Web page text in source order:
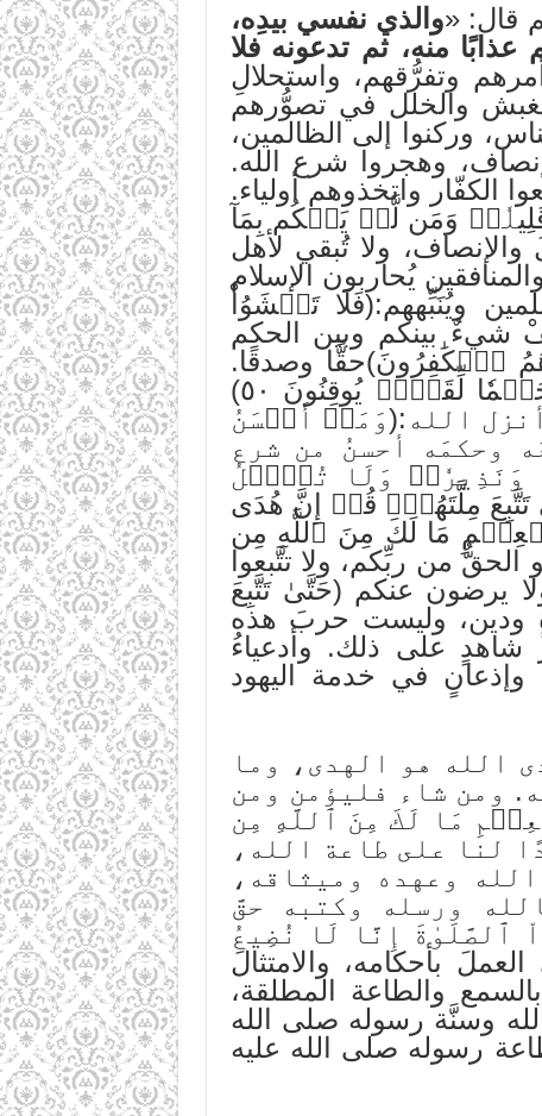
قال: «والذي نفسي بيدِه،
منه، ثم تدعونه فلا
وتفرُّقهم، واستحلالِ
والخلل في تصوُّرهم
وركنوا إلى الظالمين،
وهجروا شرع الله.
الكفّار واتخذوهم أولياء.
قَلِيلٗاۚ وَمَن لَّمۡ يَحۡكُم بِمَآ
الله هي العدلُ والإنصاف، ولا تُبقي لأهل
يُحاربون الإسلام
ويُنَبِّههم:(فَلَا تَخۡشَوُاْ
شيءٌ بينكم وبين الحكم
هُمُ ٱلۡكَٰفِرُونَ)حقًّا وصدقًا.
وقال تعالى: (أَفَحُكۡمَ ٱلۡجَٰهِلِيَّةِ يَبۡغُونَۚ وَمَنۡ أَحۡسَنُ مِنَ ٱللَّهِ حُكۡمٗا لِّقَوۡمٖ يُوقِنُونَ ٥٠)
بما أنزل الله:(وَمَنۡ أَحۡسَنُ
وحكمَه أحسنُ من شرع
وَنَذِيرٗاۖ وَلَا تُسۡ‍َٔلُ
حَتَّىٰ تَتَّبِعَ مِلَّتَهُمۡۗ قُلۡ إِنَّ هُدَى
مَا لَكَ مِنَ ٱللَّهِ مِن
إليكم، فهو الحقُّ من ربِّكم، ولا تتَّبعوا
يرضون عنكم (حَتَّىٰ تَتَّبِعَ
ودين، وليست حربَ هذه
شاهدٍ على ذلك. وأدعياءُ
وإذعانٍ في خدمة اليهود
هو الهدى، وما
ومن شاء فليؤمن ومن
مَا لَكَ مِنَ ٱللَّهِ مِن
لنا على طاعة الله،
وعهده وميثاقه،
ورسله وكتبه حقَّ
ٱلصَّلَوٰةَ إِنَّا لَا نُضِيعُ
الله يعني العملَ بأحكامه، والامتثالَ
والطاعة المطلقة،
وسنَّة رسوله صلى الله
رسوله صلى الله عليه